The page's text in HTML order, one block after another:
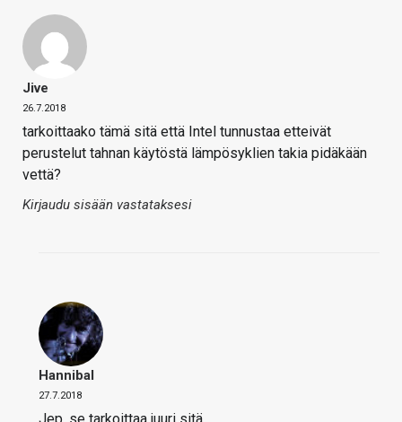
Jive
26.7.2018
tarkoittaako tämä sitä että Intel tunnustaa etteivät
perustelut tahnan käytöstä lämpösyklien takia pidäkään
vettä?
Kirjaudu sisään vastataksesi
Hannibal
27.7.2018
Jep, se tarkoittaa juuri sitä…